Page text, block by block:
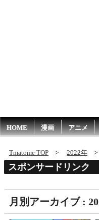
HOME 漫画 アニメ
Tmatome TOP 2022年
スポンサードリンク
月別アーカイブ :